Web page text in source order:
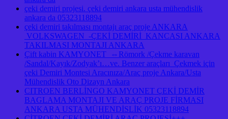
çeki demiri projesi. çeki demiri ankara usta mühendislik
ankara da 05323118894
çeki demiri takılması montajı araç proje ANKARA
VOLKSWAGEN -ÇEKİ DEMİRİ KANCASI ANKARA
TAKILMASI MONTAJI ANKARA
Çift kabin KAMYONET ⇔Römork /Çekme karavan
/Sandal/Kayık/Zodyak’ı…ve. Benzer araçları Çekmek için
çeki Demiri Montesi Aracınıza/Araç proje Ankara/Usta
Mühendislik Oto Dizayn Ankara
CITROEN BERLİNGO KAMYONET ÇEKİ DEMİR
BAGLAMA MONTAJI VE ARAÇ PROJE FİRMASI
ANKARA USTA MÜHENDİSLİK 05323118894